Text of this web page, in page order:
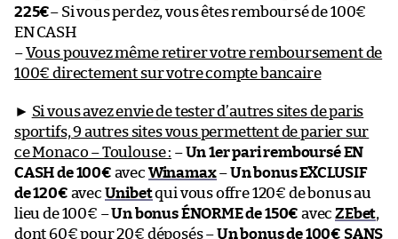
225€– Si vous perdez, vous êtes remboursé de 100€
EN CASH
–Vous pouvez même retirer votre remboursement de
100€ directement sur votre compte bancaire
► Si vous avez envie de tester d’autres sites de paris
sportifs, 9 autres sites vous permettent de parier sur
ce Monaco – Toulouse : –Un 1er pari remboursé EN
CASH de 100€ avec Winamax–Un bonus EXCLUSIF
de 120€ avec Unibetqui vous offre 120€ de bonus au
lieu de 100€ –Un bonus ÉNORME de 150€ avecZEbet,
dont 60€ pour 20€ déposés –Un bonus de 100€ SANS